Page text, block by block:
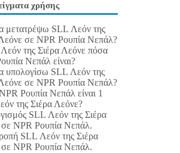
χρήσης
μετατρέψω SLL Λεόν της
σε NPR Ρουπία Νεπάλ?
της Σιέρα Λεόνε πόσα
Νεπάλ είναι?
υπολογίσω SLL Λεόν της
σε NPR Ρουπία Νεπάλ?
Ρουπία Νεπάλ είναι 1
της Σιέρα Λεόνε?
SLL Λεόν της Σιέρα
NPR Ρουπία Νεπάλ.
SLL Λεόν της Σιέρα
NPR Ρουπία Νεπάλ.